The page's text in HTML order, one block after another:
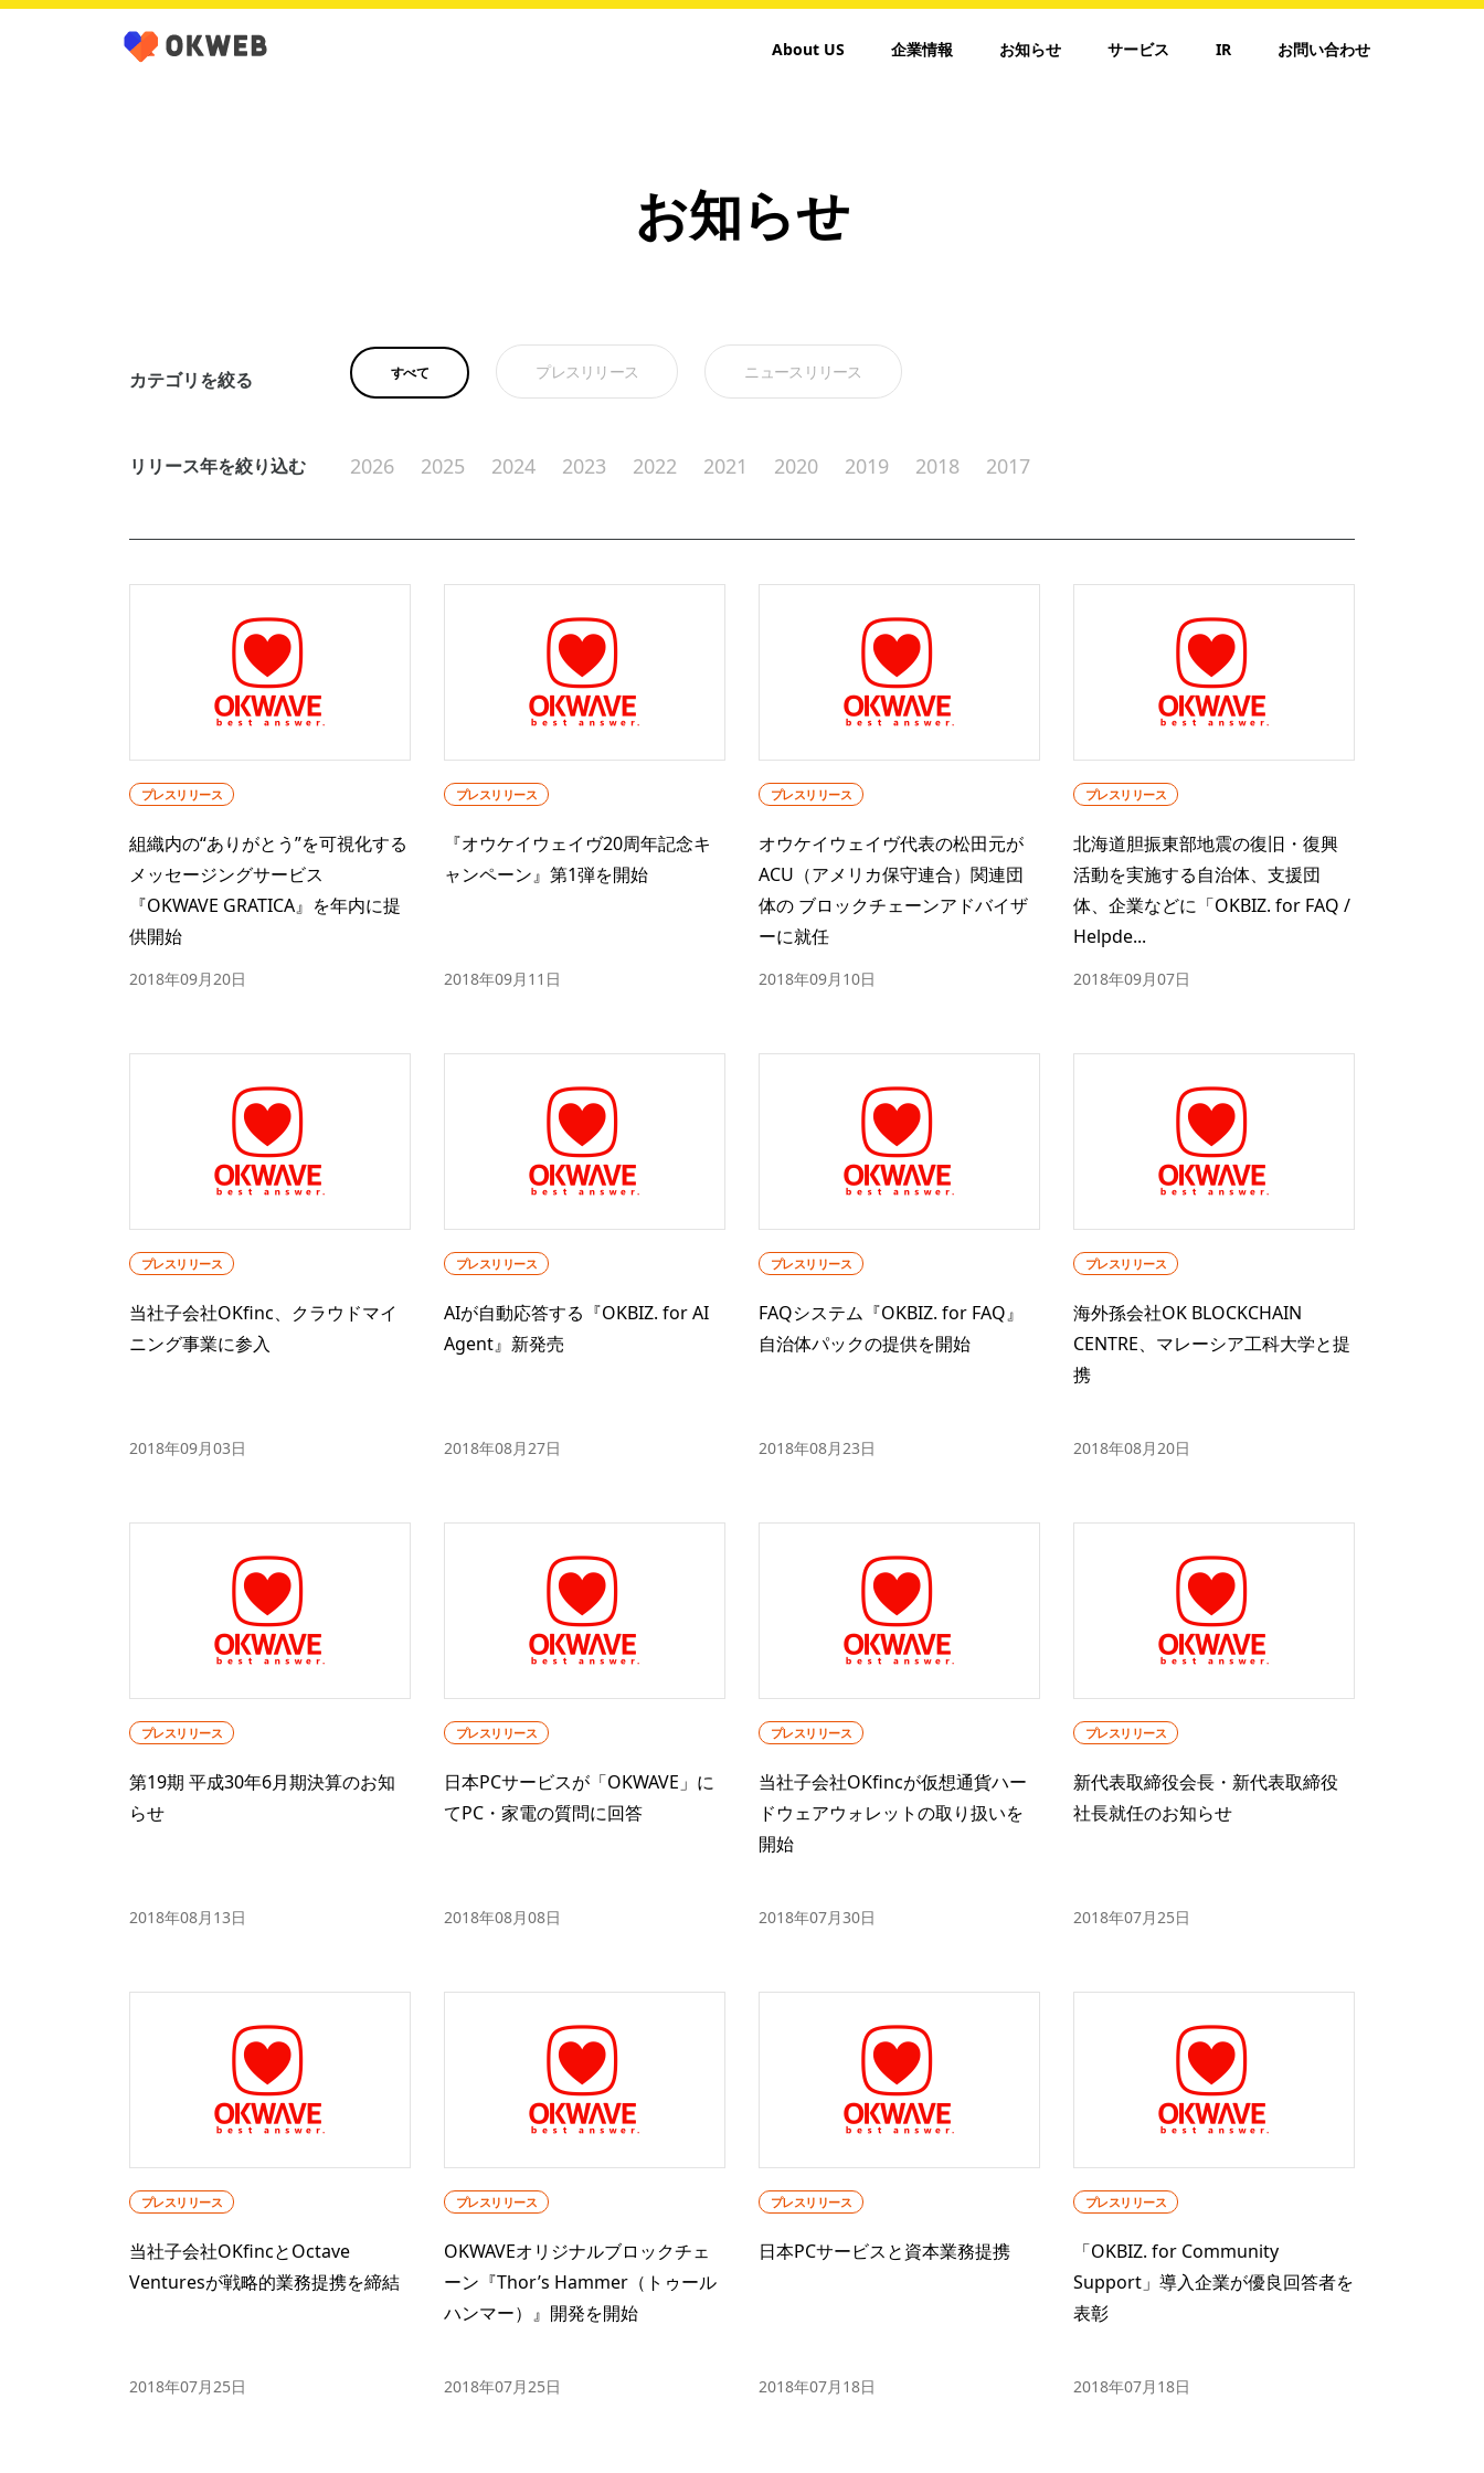
About US 企業情報 お知らせ サービス IR お問い合わせ
お知らせ
カテゴリを絞る すべて プレスリリース ニュースリリース
リリース年を絞り込む 2026 2025 2024 2023 2022 2021 2020 2019 2018 2017
プレスリリース
組織内の“ありがとう”を可視化する
メッセージングサービス
『OKWAVE GRATICA』を年内に提
供開始
2018年09月20日
プレスリリース
『オウケイウェイヴ20周年記念キ
ャンペーン』第1弾を開始
2018年09月11日
プレスリリース
オウケイウェイヴ代表の松田元が
ACU（アメリカ保守連合）関連団
体の ブロックチェーンアドバイザ
ーに就任
2018年09月10日
プレスリリース
北海道胆振東部地震の復旧・復興
活動を実施する自治体、支援団
体、企業などに「OKBIZ. for FAQ /
Helpde...
2018年09月07日
プレスリリース
当社子会社OKfinc、クラウドマイ
ニング事業に参入
2018年09月03日
プレスリリース
AIが自動応答する『OKBIZ. for AI
Agent』新発売
2018年08月27日
プレスリリース
FAQシステム『OKBIZ. for FAQ』
自治体パックの提供を開始
2018年08月23日
プレスリリース
海外孫会社OK BLOCKCHAIN
CENTRE、マレーシア工科大学と提
携
2018年08月20日
プレスリリース
第19期 平成30年6月期決算のお知
らせ
2018年08月13日
プレスリリース
日本PCサービスが「OKWAVE」に
てPC・家電の質問に回答
2018年08月08日
プレスリリース
当社子会社OKfincが仮想通貨ハー
ドウェアウォレットの取り扱いを
開始
2018年07月30日
プレスリリース
新代表取締役会長・新代表取締役
社長就任のお知らせ
2018年07月25日
プレスリリース
当社子会社OKfincとOctave
Venturesが戦略的業務提携を締結
2018年07月25日
プレスリリース
OKWAVEオリジナルブロックチェ
ーン『Thor’s Hammer（トゥール
ハンマー）』開発を開始
2018年07月25日
プレスリリース
日本PCサービスと資本業務提携
2018年07月18日
プレスリリース
「OKBIZ. for Community
Support」導入企業が優良回答者を
表彰
2018年07月18日